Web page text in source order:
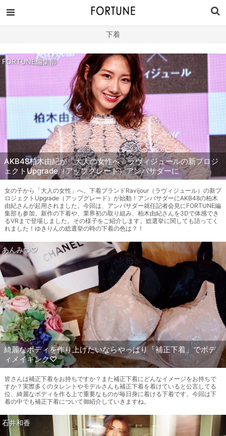
下着
FORTUNE編集部
AKB48柏木由紀が「大人の女性へ」ラヴィジュールの新プロジ
ェクトUpgrade（アップグレード）アンバサダーに
女の子から「大人の女性」へ。下着ブランドRavijour（ラヴィジュール）の新プ
ロジェクトUpgrade（アップグレード）が始動！アンバサダーにAKB48の柏木
由紀さんが起用されました。今回は、アンバサダー就任記者会見にFORTUNE編
集部も参加。新作の下着や、業界初の取り組み、柏木由紀さんを3Dで体感でき
るVRまで登場しました。その様子をご紹介します。総選挙に関しても語ってく
れました！ゆきりんの総選挙の時の下着の色は？！
あんみつ♡
綺麗なボディを作り上げたいならやっぱり「補正下着」でボデ
ィメイキンク♡
皆さんは補正下着をお持ちですか？また補正下着にどんなイメージをお持ちで
すか？実際多くのタレントやモデルさんも補正下着を着けていると公言してる
位、綺麗なボディを作る上で重要なものが毎日身に着ける下着です。今回は下
着の中でも補正下着について御紹介していきますね。
石井和香